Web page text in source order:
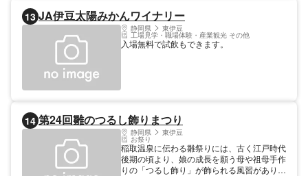
13 JA伊豆太陽みかんワイナリー
静岡県 東伊豆
工場見学・職場体験・産業観光 その他
入場無料で試飲もできます。
14 第24回雛のつるし飾りまつり
静岡県 東伊豆
お祭り
稲取温泉に伝わる雛祭りには、古く江戸時代
後期の頃より、娘の成長を願う母や祖母手作
りの「つるし飾り」が飾られる風習がありま